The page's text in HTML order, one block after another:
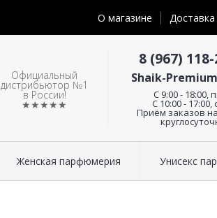
О магазине
Официальный
дистрибьютор №1
в России!
★★★★★
8 (967)
Shaik-
C 9:00 - 18:00,
С 10:00 - 17:00,
Приём заказов
Женская парфюмерия Унисекс